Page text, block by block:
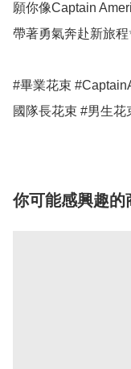
願你像Captain
帶著勇氣奔赴新旅程
#畢業花束
國隊長花束 #男生花
你可能感興趣的